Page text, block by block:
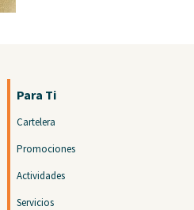
Para Ti
Cartelera
Promociones
Actividades
Servicios